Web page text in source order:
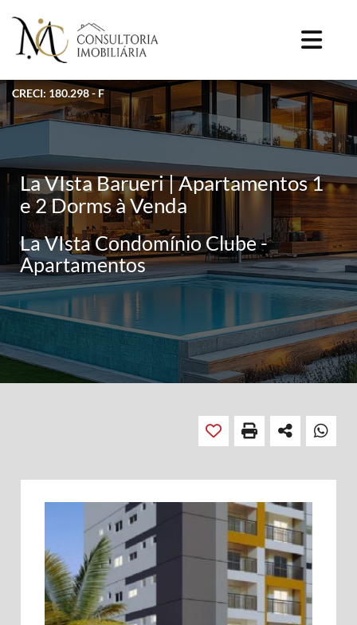
CRECI: 180.298 - F
La VIsta Barueri | Apartamentos 1
e 2 Dorms à Venda
La VIsta Condomínio Clube -
Apartamentos